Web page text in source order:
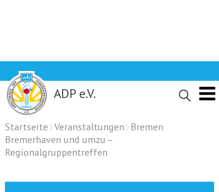
to
content
ADP e.V.
Startseite Veranstaltungen
Bremen
Bremerhaven und umzu –
Regionalgruppentreffen